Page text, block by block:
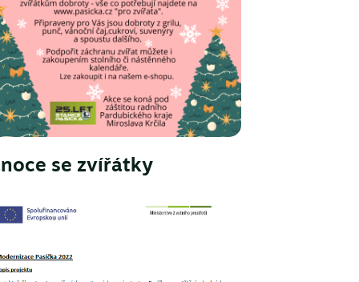
se zvířátky